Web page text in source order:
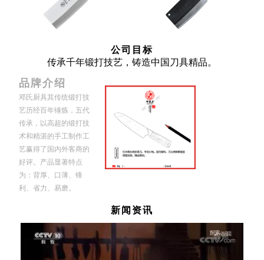
公司目标
传承千年锻打技艺，铸造中国刀具精品。
品牌介绍
邓氏厨具其传统锻打技
艺历经百年锤炼，五代
传承，以高超的锻打技
术和精湛的手工制作工
艺赢得了国内外客商的
好评。产品显著特点
为：背厚、口薄、锋
利、省力、易磨。
新闻资讯